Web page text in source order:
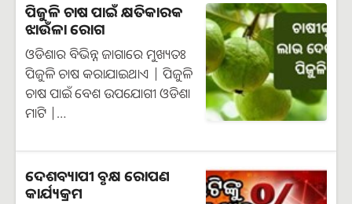
ପିଜୁଳି ଚାଷ ପାଇଁ କ୍ଷତିକାରକ
ଝାଉଁଳା ରୋଗ
ଓଡିଶାର ବିଭିନ୍ନ ଜାଗାରେ ମୁଖ୍ୟତଃ
ପିଜୁଳି ଚାଷ କରାଯାଇଥାଏ | ପିଜୁଳି
ଚାଷ ପାଇଁ ବେଶ ଉପଯୋଗୀ ଓଡିଶା
ମାଟି |…
ଦେଶବ୍ୟାପୀ ବୃକ୍ଷ ରୋପଣ
କାର୍ଯ୍ୟକ୍ରମ